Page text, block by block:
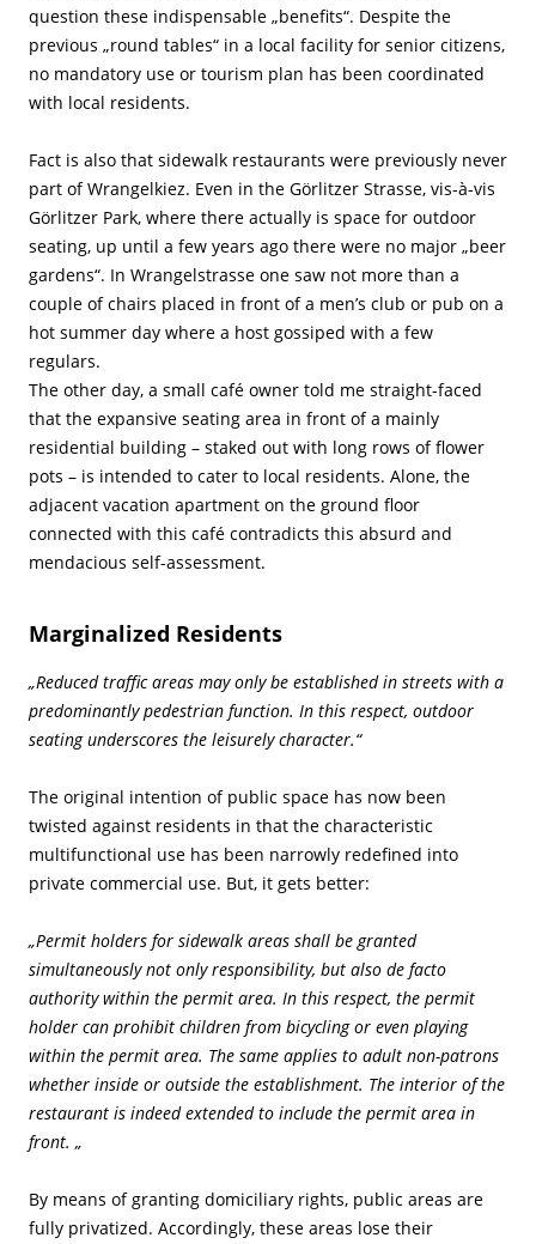
question these indispensable „benefits“. Despite the
previous „round tables“ in a local facility for senior citizens,
no mandatory use or tourism plan has been coordinated
with local residents.
Fact is also that sidewalk restaurants were previously never
part of Wrangelkiez. Even in the Görlitzer Strasse, vis-à-vis
Görlitzer Park, where there actually is space for outdoor
seating, up until a few years ago there were no major „beer
gardens“. In Wrangelstrasse one saw not more than a
couple of chairs placed in front of a men’s club or pub on a
hot summer day where a host gossiped with a few
regulars.
The other day, a small café owner told me straight-faced
that the expansive seating area in front of a mainly
residential building – staked out with long rows of flower
pots – is intended to cater to local residents. Alone, the
adjacent vacation apartment on the ground floor
connected with this café contradicts this absurd and
mendacious self-assessment.
Marginalized Residents
„Reduced traffic areas may only be established in streets with a
predominantly pedestrian function. In this respect, outdoor
seating underscores the leisurely character.“
The original intention of public space has now been
twisted against residents in that the characteristic
multifunctional use has been narrowly redefined into
private commercial use. But, it gets better:
„Permit holders for sidewalk areas shall be granted
simultaneously not only responsibility, but also de facto
authority within the permit area. In this respect, the permit
holder can prohibit children from bicycling or even playing
within the permit area. The same applies to adult non-patrons
whether inside or outside the establishment. The interior of the
restaurant is indeed extended to include the permit area in
front. „
By means of granting domiciliary rights, public areas are
fully privatized. Accordingly, these areas lose their